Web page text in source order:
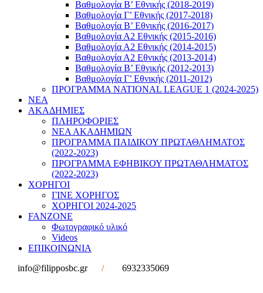
Βαθμολογία B’ Εθνικής (2018-2019)
Βαθμολογία Γ’ Εθνικής (2017-2018)
Βαθμολογία Β’ Εθνικής (2016-2017)
Βαθμολογία Α2 Εθνικής (2015-2016)
Βαθμολογία Α2 Εθνικής (2014-2015)
Βαθμολογία Α2 Εθνικής (2013-2014)
Βαθμολογία Β’ Εθνικής (2012-2013)
Βαθμολογία Γ’ Εθνικής (2011-2012)
ΠΡΟΓΡΑΜΜΑ NATIONAL LEAGUE 1 (2024-2025)
ΝΕΑ
ΑΚΑΔΗΜΙΕΣ
ΠΛΗΡΟΦΟΡΙΕΣ
ΝΕΑ ΑΚΑΔΗΜΙΩΝ
ΠΡΟΓΡΑΜΜΑ ΠΑΙΔΙΚΟΥ ΠΡΩΤΑΘΛΗΜΑΤΟΣ
(2022-2023)
ΠΡΟΓΡΑΜΜΑ ΕΦΗΒΙΚΟΥ ΠΡΩΤΑΘΛΗΜΑΤΟΣ
(2022-2023)
ΧΟΡΗΓΟΙ
ΓΙΝΕ ΧΟΡΗΓΟΣ
ΧΟΡΗΓΟΙ 2024-2025
FANZONE
Φωτογραφικό υλικό
Videos
ΕΠΙΚΟΙΝΩΝΙΑ
info@filipposbc.gr
/ 6932335069